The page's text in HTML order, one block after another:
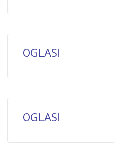
OGLASI
OGLASI